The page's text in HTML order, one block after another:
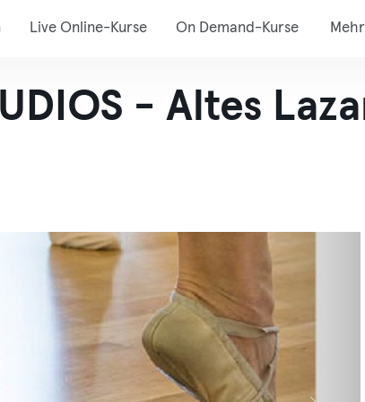
Live Online-Kurse On Demand-Kurse Mehr
- Altes